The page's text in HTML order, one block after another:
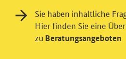
Einwilligung in
Sie haben inhaltliche
Hier finden Sie eine
zu Beratungsangeboten